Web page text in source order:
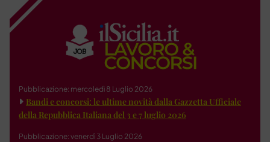
Pubblicazione: mercoledì 8 Luglio 2026
Bandi e concorsi: le ultime novità dalla Gazzetta Ufficiale
della Repubblica Italiana del 3 e 7 luglio 2026
Pubblicazione: venerdì 3 Luglio 2026